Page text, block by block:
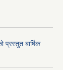
प्रस्तुत बार्षिक